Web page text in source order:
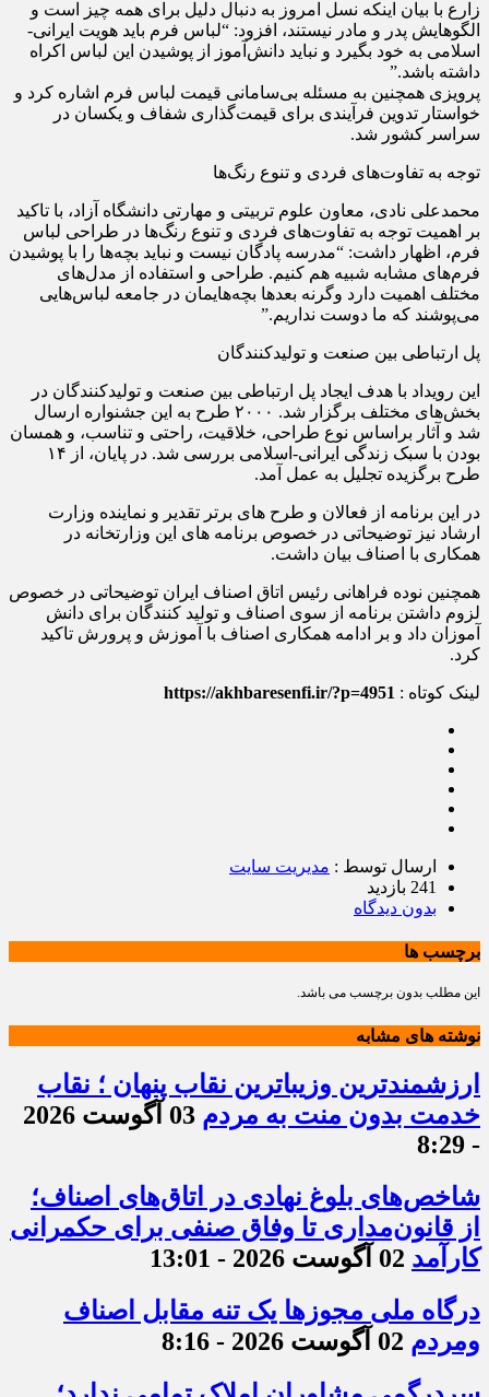
زارع با بیان اینکه نسل امروز به دنبال دلیل برای همه چیز است و
الگوهایش پدر و مادر نیستند، افزود: “لباس فرم باید هویت ایرانی-
اسلامی به خود بگیرد و نباید دانش‌آموز از پوشیدن این لباس اکراه
داشته باشد.”
پرویزی همچنین به مسئله بی‌سامانی قیمت لباس فرم اشاره کرد و
خواستار تدوین فرآیندی برای قیمت‌گذاری شفاف و یکسان در
سراسر کشور شد.
توجه به تفاوت‌های فردی و تنوع رنگ‌ها
محمدعلی نادی، معاون علوم تربیتی و مهارتی دانشگاه آزاد، با تاکید
بر اهمیت توجه به تفاوت‌های فردی و تنوع رنگ‌ها در طراحی لباس
فرم، اظهار داشت: “مدرسه پادگان نیست و نباید بچه‌ها را با پوشیدن
فرم‌های مشابه شبیه هم کنیم. طراحی و استفاده از مدل‌های
مختلف اهمیت دارد وگرنه بعدها بچه‌هایمان در جامعه لباس‌هایی
می‌پوشند که ما دوست نداریم.”
پل ارتباطی بین صنعت و تولیدکنندگان
این رویداد با هدف ایجاد پل ارتباطی بین صنعت و تولیدکنندگان در
بخش‌های مختلف برگزار شد. ۲۰۰۰ طرح به این جشنواره ارسال
شد و آثار براساس نوع طراحی، خلاقیت، راحتی و تناسب، و همسان
بودن با سبک زندگی ایرانی-اسلامی بررسی شد. در پایان، از ۱۴
طرح برگزیده تجلیل به عمل آمد.
در این برنامه از فعالان و طرح های برتر تقدیر و نماینده وزارت
ارشاد نیز توضیحاتی در خصوص برنامه های این وزارتخانه در
همکاری با اصناف بیان داشت.
همچنین نوده فراهانی رئیس اتاق اصناف ایران توضیحاتی در خصوص
لزوم داشتن برنامه از سوی اصناف و تولید کنندگان برای دانش
آموزان داد و بر ادامه همکاری اصناف با آموزش و پرورش تاکید
کرد.
لینک کوتاه : https://akhbaresenfi.ir/?p=4951
ارسال توسط : مدیریت سایت
241 بازدید
بدون دیدگاه
برچسب ها
این مطلب بدون برچسب می باشد.
نوشته های مشابه
ارزشمندترین وزیباترین نقاب پنهان ؛ نقاب
خدمت بدون منت به مردم
03 آگوست 2026
- 8:29
شاخص‌های بلوغ نهادی در اتاق‌های اصناف؛
از قانون‌مداری تا وفاق صنفی برای حکمرانی
کارآمد 02 آگوست 2026 - 13:01
درگاه ملی مجوزها یک تنه مقابل اصناف
ومردم 02 آگوست 2026 - 8:16